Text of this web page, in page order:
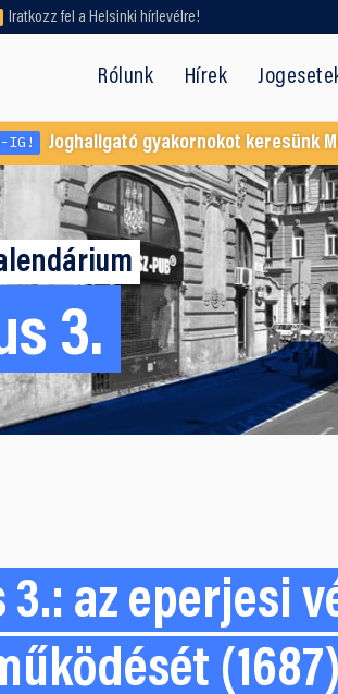
Iratkozz fel a Helsinki hírlevélre!
Rólunk Hírek
Használd a
IG! Joghallgató gyakornokot keresünk
3.
3.: az eperjesi
(1687)